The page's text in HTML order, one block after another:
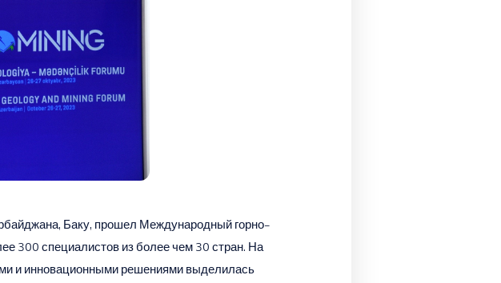
Баку, прошел Международный горно-
300 специалистов из более чем 30 стран. На
и инновационными решениями выделилась